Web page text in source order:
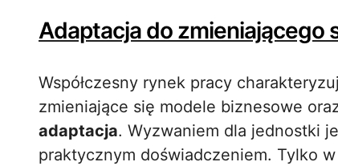
Adaptacja do zmieniającego
Współczesny rynek pracy
zmieniające się modele biznesowe
adaptacja. Wyzwaniem dla jednostki
praktycznym doświadczeniem. Tylko